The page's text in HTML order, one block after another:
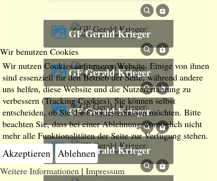
GF Gerald Krieger
GF Gerald Krieger
GF Gerald Krieger
GF Gerald Krieger
Wir benutzen Cookies
Wir nutzen Cookies auf unserer Website. Einige von ihnen
sind essenziell für den Betrieb der Seite, während andere
uns helfen, diese Website und die Nutzererfahrung zu
verbessern (Tracking Cookies). Sie können selbst
entscheiden, ob Sie die Cookies zulassen möchten. Bitte
beachten Sie, dass bei einer Ablehnung womöglich nicht
mehr alle Funktionalitäten der Seite zur Verfügung stehen.
Akzeptieren Ablehnen
Weitere Informationen | Impressum